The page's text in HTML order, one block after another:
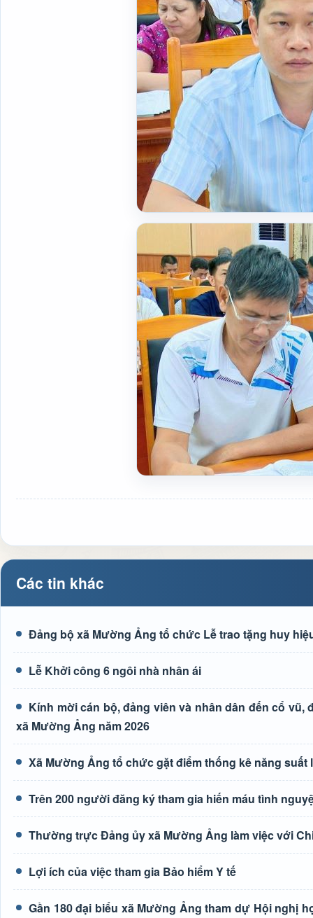
Các tin khác
Đảng bộ xã Mường Ảng tổ chức Lễ trao tặng huy
Lễ Khởi công 6 ngôi nhà nhân ái
Kính mời cán bộ, đảng viên và nhân dân đến cổ
xã Mường Ảng năm 2026
Xã Mường Ảng tổ chức gặt điểm thống kê năng suất
Trên 200 người đăng ký tham gia hiến máu tình
Thường trực Đảng ủy xã Mường Ảng làm việc với
Lợi ích của việc tham gia Bảo hiểm Y tế
Gần 180 đại biểu xã Mường Ảng tham dự Hội nghị